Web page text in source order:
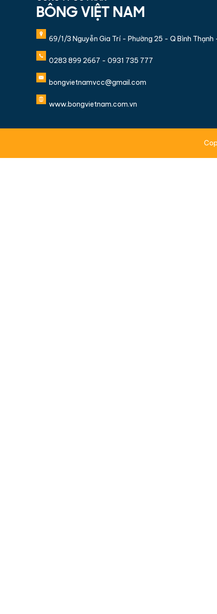
BÔNG VIỆT NAM
69/1/3 Nguyễn Gia Trí - Phường 25 - Q Bình Thạnh
0283 899 2667 - 0931 735 777
bongvietnamvcc@gmail.com
www.bongvietnam.com.vn